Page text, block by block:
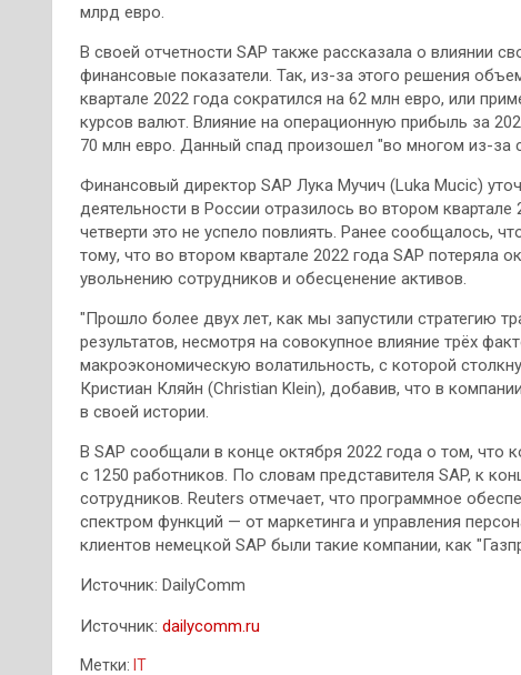
млрд евро.
В своей отчетности SAP также рассказала о влиянии
финансовые показатели. Так, из-за этого решения
квартале 2022 года сократился на 62 млн евро, или
курсов валют. Влияние на операционную прибыль за
70 млн евро. Данный спад произошел "во многом из-за
Финансовый директор SAP Лука Мучич (Luka Mucic)
деятельности в России отразилось во втором
четверти это не успело повлиять. Ранее сообщалось,
тому, что во втором квартале 2022 года SAP
увольнению сотрудников и обесценение активов.
"Прошло более двух лет, как мы запустили стратегию
результатов, несмотря на совокупное влияние трёх
макроэкономическую волатильность, с которой
Кристиан Кляйн (Christian Klein), добавив, что в
в своей истории.
В SAP сообщали в конце октября 2022 года о том, что
с 1250 работников. По словам представителя SAP, к
сотрудников. Reuters отмечает, что программное
спектром функций — от маркетинга и управления
клиентов немецкой SAP были такие компании, как
Источник: DailyComm
Источник: dailycomm.ru
Метки: IT